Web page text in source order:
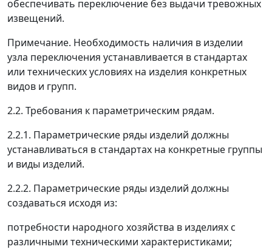
обеспечивать переключение без выдачи тревожных
извещений.
Примечание. Необходимость наличия в изделии
узла переключения устанавливается в стандартах
или технических условиях на изделия конкретных
видов и групп.
2.2. Требования к параметрическим рядам.
2.2.1. Параметрические ряды изделий должны
устанавливаться в стандартах на конкретные группы
и виды изделий.
2.2.2. Параметрические ряды изделий должны
создаваться исходя из:
потребности народного хозяйства в изделиях с
различными техническими характеристиками;